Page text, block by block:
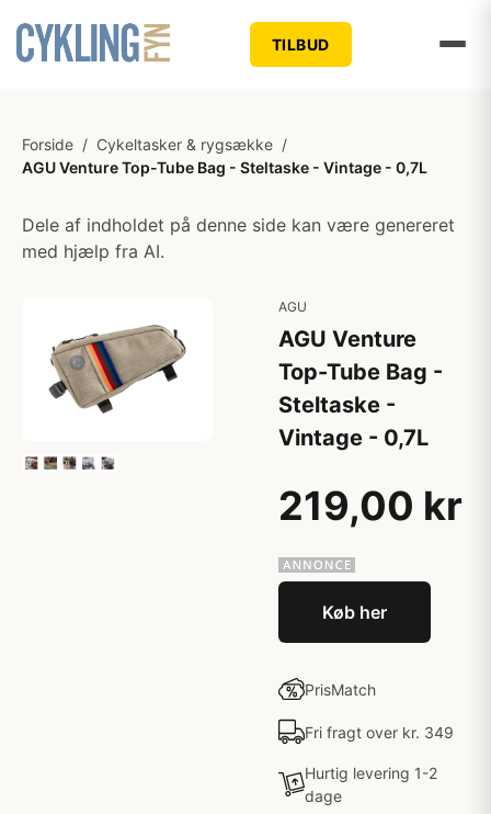
TILBUD
Forside / Cykeltasker & rygsække /
AGU Venture Top-Tube Bag - Steltaske - Vintage - 0,7L
Dele af indholdet på denne side kan være genereret
med hjælp fra AI.
AGU
AGU Venture
Top-Tube Bag -
Steltaske -
Vintage - 0,7L
219,00 kr
Køb her
PrisMatch
Fri fragt over kr. 349
Hurtig levering 1-2
dage